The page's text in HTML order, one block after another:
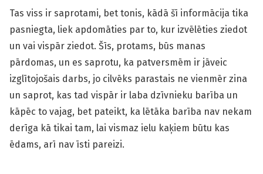
Tas viss ir saprotami, bet tonis, kādā šī informācija tika
pasniegta, liek apdomāties par to, kur izvēlēties ziedot
un vai vispār ziedot. Šīs, protams, būs manas
pārdomas, un es saprotu, ka patversmēm ir jāveic
izglītojošais darbs, jo cilvēks parastais ne vienmēr zina
un saprot, kas tad vispār ir laba dzīvnieku barība un
kāpēc to vajag, bet pateikt, ka lētāka barība nav nekam
derīga kā tikai tam, lai vismaz ielu kaķiem būtu kas
ēdams, arī nav īsti pareizi.